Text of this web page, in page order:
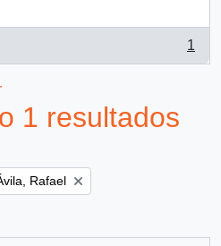
1
1 resultados
Rafael